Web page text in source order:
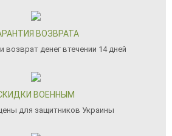
ВОЗВРАТА
возврат денег втечении 14 дней
ВОЕННЫМ
для защитников Украины